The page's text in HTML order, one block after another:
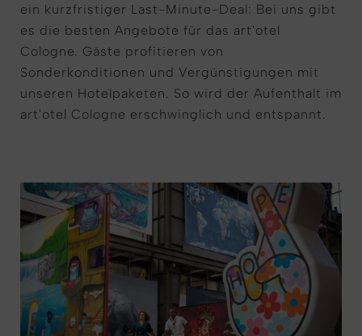
ein kurzfristiger Last-Minute-Deal: Bei uns gibt
es die besten Angebote für das art'otel
Cologne. Gäste profitieren von
Sonderkonditionen und Vergünstigungen mit
unseren Hotelpaketen. So wird der Aufenthalt im
art'otel Cologne erschwinglich und entspannt.